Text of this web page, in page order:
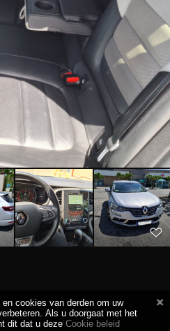
cookies van derden om uw
Als u doorgaat met het
dit dat u deze Cookie beleid